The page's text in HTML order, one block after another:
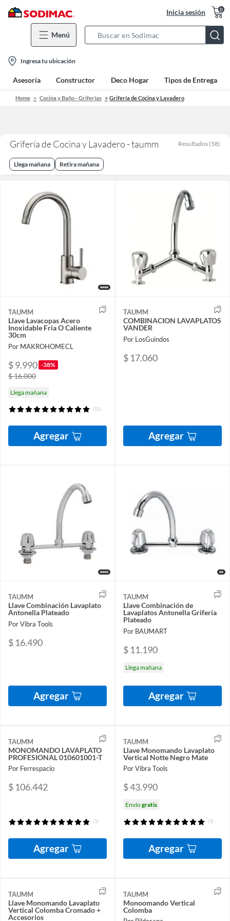
Inicia sesión 0
Menú
Bar
location-
icon
Ingresa tu ubicación
Asesoría Constructor Deco Hogar Tipos de Entrega
Home Cocina y Baño - Griferías Grifería de Cocina y Lavadero
Grifería de Cocina y Lavadero - taumm Resultados (58)
Llega mañana Retira mañana
TAUMM
Llave Lavacopas Acero
Inoxidable Fria O Caliente
30cm
Por MAKROHOMECL
$ 9.990 -38%
$ 16.000
Llega mañana
(11)
Agregar
TAUMM
COMBINACION LAVAPLATOS
VANDER
Por LosGuindos
$ 17.060
Agregar
TAUMM
Llave Combinación Lavaplato
Antonella Plateado
Por Vibra Tools
$ 16.490
Agregar
TAUMM
Llave Combinación de
Lavaplatos Antonella Grifería
Plateado
Por BAUMART
$ 11.190
Llega mañana
Agregar
TAUMM
MONOMANDO LAVAPLATO
PROFESIONAL 010601001-T
Por Ferrespacio
$ 106.442
(1)
Agregar
TAUMM
Llave Monomando Lavaplato
Vertical Notte Negro Mate
Por Vibra Tools
$ 43.990
Envíogratis
(1)
Agregar
TAUMM
Llave Monomando Lavaplato
Vertical Colomba Cromado +
Accesorios
TAUMM
Monoomando Vertical
Colomba